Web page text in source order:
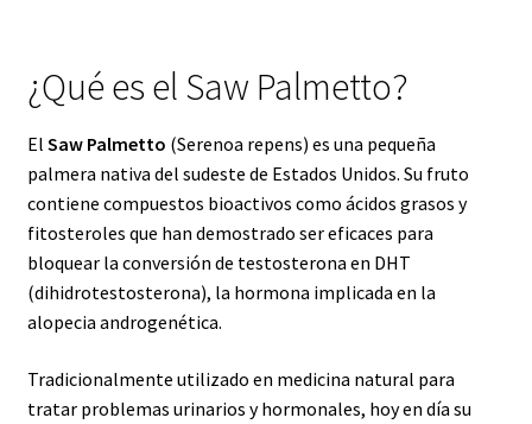
Política de privacidad
Carrito de compras
Finalizar Compra
¿Qué es el Saw Palmetto?
El Saw Palmetto (Serenoa repens) es una pequeña
palmera nativa del sudeste de Estados Unidos. Su fruto
contiene compuestos bioactivos como ácidos grasos y
fitosteroles que han demostrado ser eficaces para
bloquear la conversión de testosterona en DHT
(dihidrotestosterona), la hormona implicada en la
alopecia androgenética.
Tradicionalmente utilizado en medicina natural para
tratar problemas urinarios y hormonales, hoy en día su